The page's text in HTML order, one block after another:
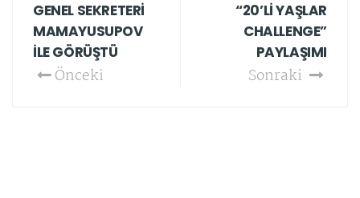
GENEL SEKRETERİ
MAMAYUSUPOV
İLE GÖRÜŞTÜ
Önceki
“20’Lİ YAŞLAR
CHALLENGE”
PAYLAŞIMI
Sonraki